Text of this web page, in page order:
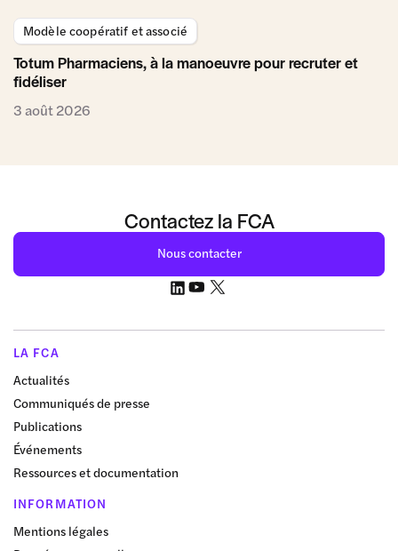
Modèle coopératif et associé
Totum Pharmaciens, à la manoeuvre pour recruter et
fidéliser
3 août 2026
Contactez la FCA
Nous contacter
LA FCA
Actualités
Communiqués de presse
Publications
Événements
Ressources et documentation
INFORMATION
Mentions légales